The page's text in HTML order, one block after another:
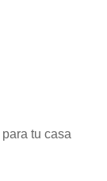
tu casa